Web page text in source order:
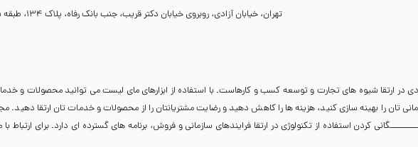
تهران، خیابان آزادی، روبروی خیابان دکتر قریب، جنب بانک رفاه، پلاک 134، طبقه سوم، واحد 18، پلت فرم مای لیست
در ارتقا شیوه های تجارت و توسعه کسب و کارهاست. با استفاده از ابزارهای مای لیست می توانید محصولات و
تان را بهینه سازی کنید، هزینه ها را کاهش دهید و رضایت مشتریانتان را از محصولات و خدمات تان ارتقا دهید.
کردن استفاده از تکنولوژی در ارتقا فرایندهای سازمانی و فروش، برنامه های گسترده ای دارد. برای ارتباط